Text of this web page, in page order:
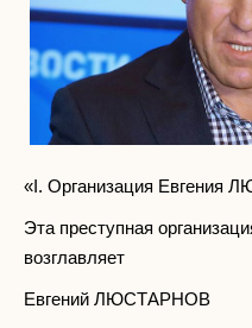
«I. Организация Евгения
Эта преступная
возглавляет
Евгений ЛЮСТАРНОВ